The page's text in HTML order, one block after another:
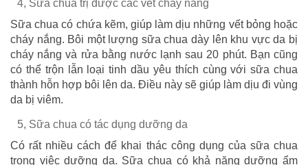
4, Sữa chua trị được các vết cháy nắng
Sữa chua có chứa kẽm, giúp làm dịu những vết bỏng hoặc
cháy nắng. Bôi một lượng sữa chua dày lên khu vực da bị
cháy nắng và rửa bằng nước lạnh sau 20 phút. Bạn cũng
có thể trộn lẫn loại tinh dầu yêu thích cùng với sữa chua
thành hỗn hợp bôi lên da. Điều này sẽ giúp làm dịu đi vùng
da bị viêm.
5, Sữa chua có tác dụng dưỡng da
Có rất nhiều cách để khai thác công dụng của sữa chua
trong việc dưỡng da. Sữa chua có khả năng dưỡng ẩm